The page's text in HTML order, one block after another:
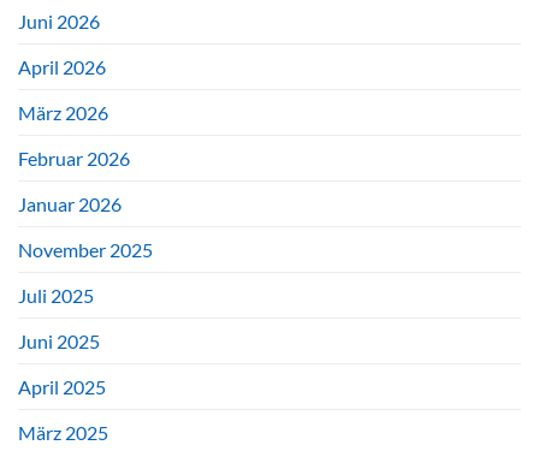
Juni 2026
April 2026
März 2026
Februar 2026
Januar 2026
November 2025
Juli 2025
Juni 2025
April 2025
März 2025